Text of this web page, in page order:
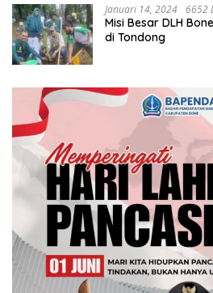
Januari 14, 2024 6652
Misi Besar DLH
di Tondong